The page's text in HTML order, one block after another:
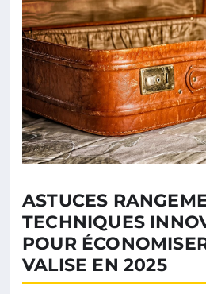
ASTUCES
TECHNIQUES
POUR
VALISE EN 2025